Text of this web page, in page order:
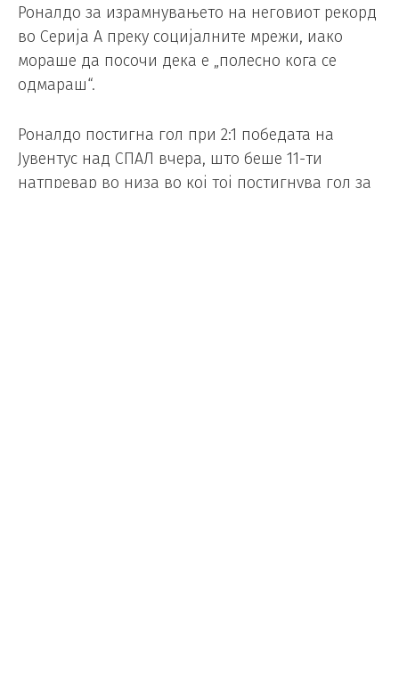
Роналдо за израмнувањето на неговиот рекорд
во Серија А преку социјалните мрежи, иако
мораше да посочи дека е „полесно кога се
одмараш“.
Роналдо постигна гол при 2:1 победата на
Јувентус над СПАЛ вчера, што беше 11-ти
натпревар во низа во кој тој постигнува гол за